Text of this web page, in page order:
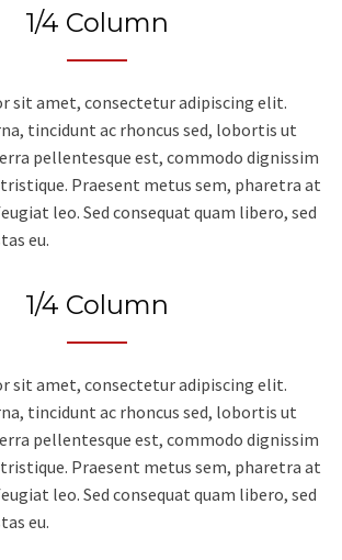
1/4 Column
sit amet, consectetur adipiscing elit.
tincidunt ac rhoncus sed, lobortis ut
pellentesque est, commodo dignissim
Praesent metus sem, pharetra at
leo. Sed consequat quam libero, sed
eu.
1/4 Column
sit amet, consectetur adipiscing elit.
tincidunt ac rhoncus sed, lobortis ut
pellentesque est, commodo dignissim
Praesent metus sem, pharetra at
leo. Sed consequat quam libero, sed
eu.